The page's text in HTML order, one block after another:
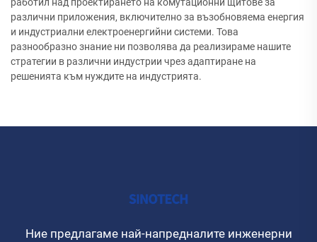
работил над проектирането на комутационни щитове за
различни приложения, включително за възобновяема енергия
и индустриални електроенергийни системи. Това
разнообразно знание ни позволява да реализираме нашите
стратегии в различни индустрии чрез адаптиране на
решенията към нуждите на индустрията.
Ние предлагаме най-напредналите инженерни